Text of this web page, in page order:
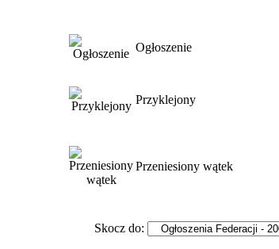
Ogłoszenie
Przyklejony
Przeniesiony wątek
Skocz do: